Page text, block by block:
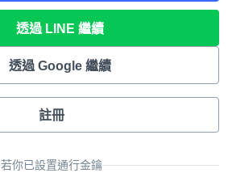
透過 LINE 繼續
透過 Google 繼續
註冊
若你已設置通行金鑰